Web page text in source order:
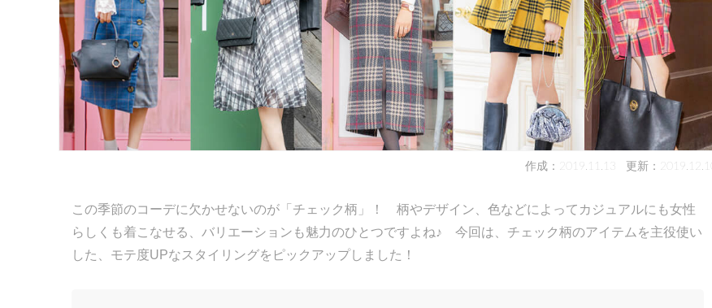
作成：2019.11.13 更新：2019.12.10
この季節のコーデに欠かせないのが「チェック柄」！ 柄やデザイン、色などによってカジュアルにも女性
らしくも着こなせる、バリエーションも魅力のひとつですよね♪ 今回は、チェック柄のアイテムを主役使い
した、モテ度UPなスタイリングをピックアップしました！